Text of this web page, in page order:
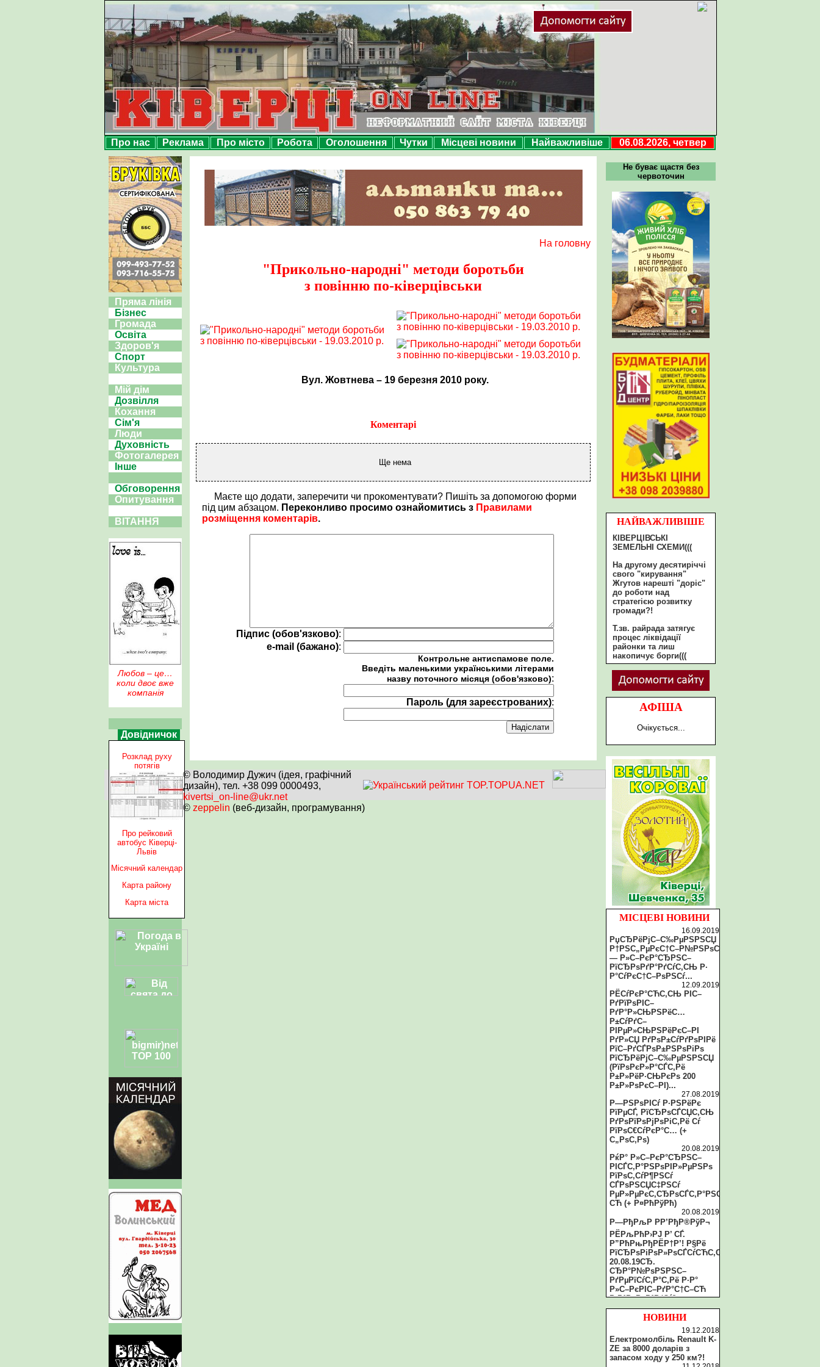
Про нас Реклама Про місто Робота Оголошення Чутки Місцеві новини Найважливіше 06.08.2026, четвер
Не буває щастя без
червоточин
НАЙВАЖЛИВІШЕ
КІВЕРЦІВСЬКІ
ЗЕМЕЛЬНІ СХЕМИ(((
На другому десятиріччі
свого "кирування"
Жгутов нарешті "доріс"
до роботи над
стратегією розвитку
громади?!
Т.зв. райрада затягує
процес ліквідації
районки та лиш
накопичує борги(((
АФІША
Очікується...
МІСЦЕВІ НОВИНИ
16.09.2019
РџСЂРёРјС–С‰РµРЅРЅСЏ
Р†РЅС„РµРєС†С–Р№РЅРѕС
— Р»С–РєР°СЂРЅС–
РїСЂРѕРґР°РґСѓС‚СЊ Р·
Р°СѓРєС†С–РѕРЅСѓ...
12.09.2019
РЁСѓРєР°СЋС‚СЊ РІС–
РґРїРѕРІС–
РґР°Р»СЊРЅРёС…
Р±СѓРґС–
РІРµР»СЊРЅРёРєС–РІ
РґР»СЏ РґРѕР±СѓРґРѕРІРё
РїС–РґСЃРѕР±РЅРѕРіРѕ
РїСЂРёРјС–С‰РµРЅРЅСЏ
(РїРѕРєР»Р°СЃС‚Рё
Р±Р»РёР·СЊРєРѕ 200
Р±Р»РѕРєС–РІ)...
27.08.2019
Р—РЅРѕРІСѓ Р·РЅРёРє
РїРµСЃ, РїСЂРѕСЃСЏС‚СЊ
РґРѕРїРѕРјРѕРіС‚Рё Сѓ
РїРѕС€СѓРєР°С… (+
С„РѕС‚Рѕ)
20.08.2019
РќР° Р»С–РєР°СЂРЅС–
РІСЃС‚Р°РЅРѕРІР»РµРЅРѕ
РїРѕС‚СѓР¶РЅСѓ
СЃРѕРЅСЏС‡РЅСѓ
РµР»РµРєС‚СЂРѕСЃС‚Р°РЅС†С–
СЋ (+ Р¤РћРўРћ)
20.08.2019
Р—РђРљР РР’РђР®РўР¬
РЁРљРћР›РЈ Р’ СЃ.
Р”РћРњРђРЁР†Р’! Р§Рё
РїСЂРѕРіРѕР»РѕСЃСѓСЋС‚СЊ
20.08.19СЂ.
СЂР°Р№РѕРЅРЅС–
РґРµРїСѓС‚Р°С‚Рё Р·Р°
Р»С–РєРІС–РґР°С†С–СЋ
Р·Р°РєР»Р°РґСѓ?
20.08.2019
Рў.Р·РІ. СЂР°Р№СЂР°РґР°
РїСЂРѕС†РµСЃ Р»С–РєРІС–
РґР°С†С–С—
СЂР°Р№РѕРЅРєРё С‚Р°
Р»РёС€
НОВИНИ
19.12.2018
Електромолбіль Renault K-
ZE за 8000 доларів з
запасом ходу у 250 км?!
Пряма лінія
Бізнес
Громада
Освіта
Здоров'я
Спорт
Культура
Мій дім
Дозвілля
Кохання
Сім'я
Люди
Духовність
Фотогалерея
Інше
Обговорення
Опитування
ВІТАННЯ
Любов – це…
коли двоє вже
компанія
Довідничок
Розклад руху
потягів
Про рейковий
автобус Ківерці-
Львів
Місячний календар
Карта району
Карта міста
На головну
"Прикольно-народні" методи боротьби
з повінню по-ківерцівськи
Вул. Жовтнева – 19 березня 2010 року.
Коментарі
Ще нема
Маєте що додати, заперечити чи прокоментувати? Пишіть за допомогою форми
під цим абзацом. Переконливо просимо ознайомитись з Правилами
розміщення коментарів.
Підпис (обов'язково):
e-mail (бажано):
Контрольне антиспамове поле.
Введіть маленькими українськими літерами
назву поточного місяця (обов'язково):
Пароль (для зареєстрованих):
© Володимир Дужич (ідея, графічний
дизайн), тел. +38 099 0000493,
kivertsi_on-line@ukr.net
© zeppelin (веб-дизайн, програмування)